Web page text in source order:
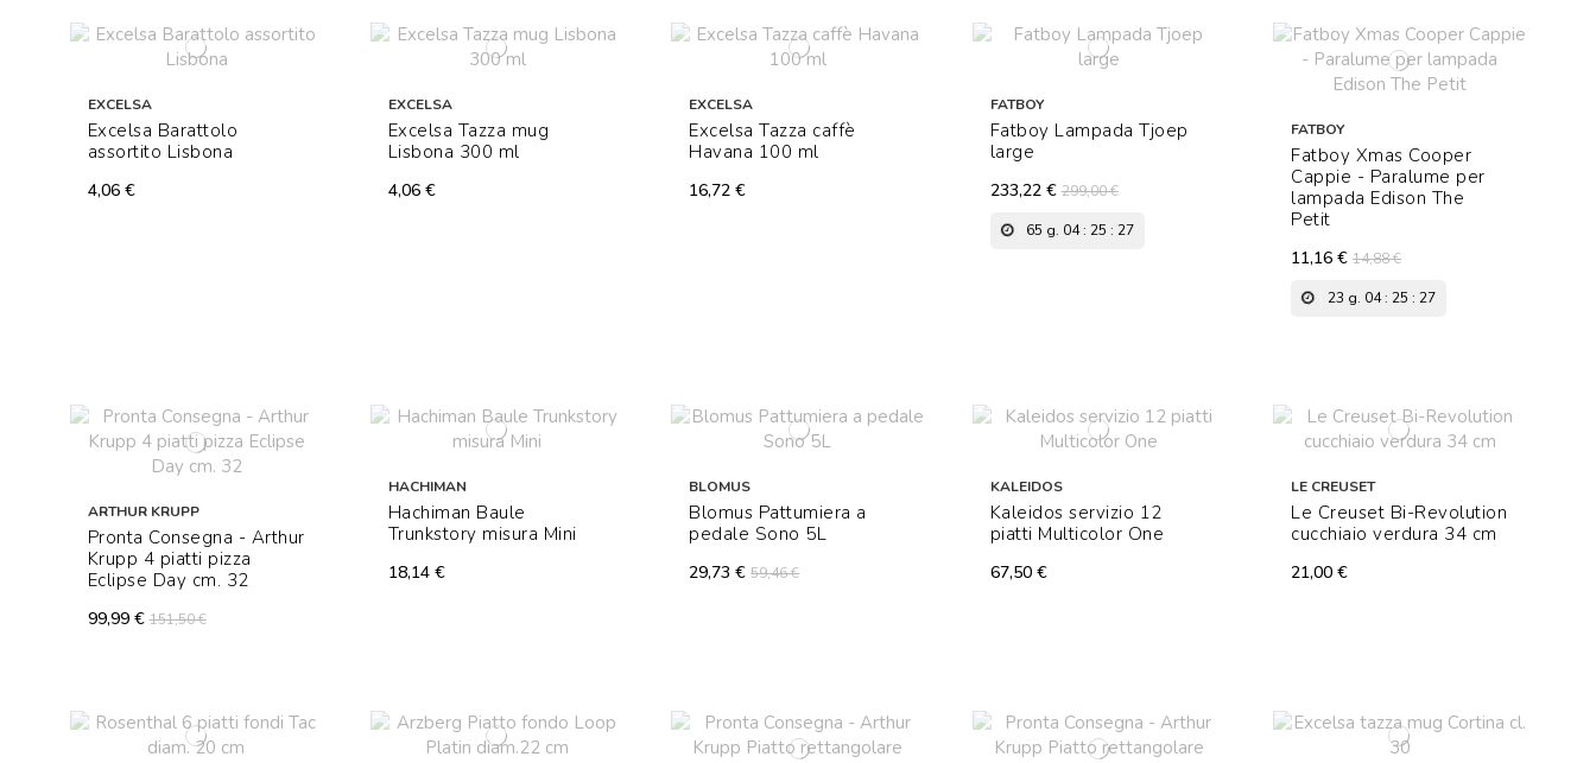
EXCELSA
Excelsa Barattolo
assortito Lisbona
4,06 €
EXCELSA
Excelsa Tazza mug
Lisbona 300 ml
4,06 €
EXCELSA
Excelsa Tazza caffè
Havana 100 ml
16,72 €
FATBOY
Fatboy Lampada Tjoep
large
233,22 € 299,00 €
65 g. 04:25 :26
FATBOY
Fatboy Xmas Cooper
Cappie - Paralume per
lampada Edison The
Petit
11,16 €14,88 €
23 g. 04: 25 : 26
ARTHUR KRUPP
Pronta Consegna - Arthur
Krupp 4 piatti pizza
Eclipse Day cm. 32
99,99 €151,50 €
HACHIMAN
Hachiman Baule
Trunkstory misura Mini
18,14 €
BLOMUS
Blomus Pattumiera a
pedale Sono 5L
29,73 €59,46 €
KALEIDOS
Kaleidos servizio 12
piatti Multicolor One
67,50 €
LE CREUSET
Le Creuset Bi-Revolution
cucchiaio verdura 34 cm
21,00 €